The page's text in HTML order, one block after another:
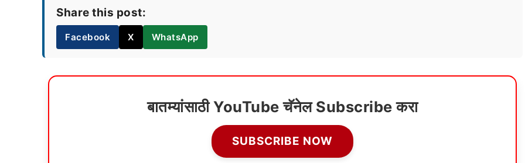
Share this post:
Facebook X WhatsApp
बातम्यांसाठी YouTube चॅनेल Subscribe करा
SUBSCRIBE NOW